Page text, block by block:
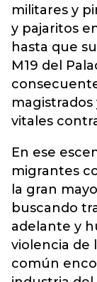
militares y
y pajaritos
hasta que
M19 del
magistrados
vitales
En ese
migrantes
la gran
buscando
adelante y
violencia de
común